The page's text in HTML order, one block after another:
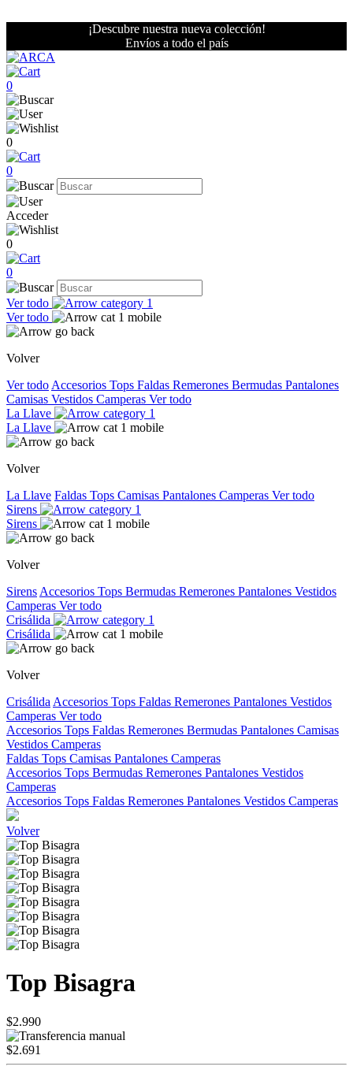
¡Descubre nuestra nueva colección!
Envíos a todo el país
0
0
0
Acceder
0
0
Ver todo
Ver todo
Volver
Ver todo Accesorios Tops Faldas Remerones Bermudas Pantalones
Camisas Vestidos Camperas Ver todo
La Llave
La Llave
Volver
La Llave Faldas Tops Camisas Pantalones Camperas Ver todo
Sirens
Sirens
Volver
Sirens Accesorios Tops Bermudas Remerones Pantalones Vestidos
Camperas Ver todo
Crisálida
Crisálida
Volver
Crisálida Accesorios Tops Faldas Remerones Pantalones Vestidos
Camperas Ver todo
Accesorios Tops Faldas Remerones Bermudas Pantalones Camisas
Vestidos Camperas
Faldas Tops Camisas Pantalones Camperas
Accesorios Tops Bermudas Remerones Pantalones Vestidos
Camperas
Accesorios Tops Faldas Remerones Pantalones Vestidos Camperas
Volver
Top Bisagra
$2.990
$2.691